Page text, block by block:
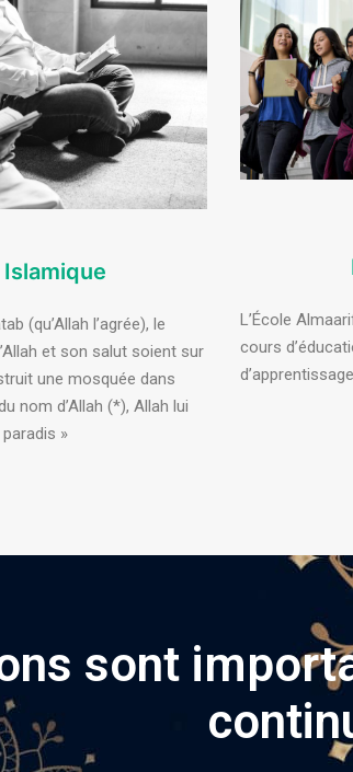
(qu’Allah l’agrée), le
et son salut soient sur
une mosquée dans
nom d’Allah (*), Allah lui
»
L’École
cours
sont